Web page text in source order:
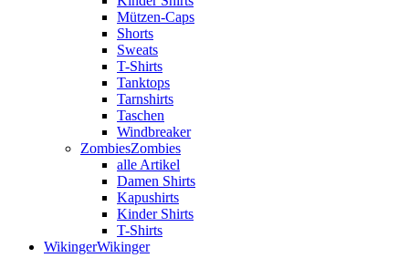
Mützen-Caps
Shorts
Sweats
T-Shirts
Tanktops
Tarnshirts
Taschen
Windbreaker
ZombiesZombies
alle Artikel
Damen Shirts
Kapushirts
Kinder Shirts
T-Shirts
WikingerWikinger